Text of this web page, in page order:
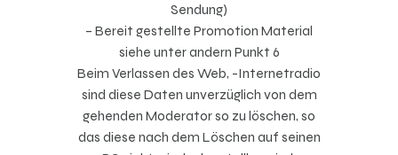
Sendung)
– Bereit gestellte Promotion Material
siehe unter andern Punkt 6
Beim Verlassen des Web, -Internetradio
sind diese Daten unverzüglich von dem
gehenden Moderator so zu löschen, so
das diese nach dem Löschen auf seinen